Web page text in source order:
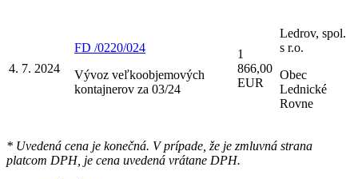
4. 7. 2024
FD /0220/024
Vývoz veľkoobjemových
kontajnerov za 03/24
1
866,00
EUR
Ledrov, spol.
s r.o.
Obec
Lednické
Rovne
* Uvedená cena je konečná. V prípade, že je zmluvná strana
platcom DPH, je cena uvedená vrátane DPH.